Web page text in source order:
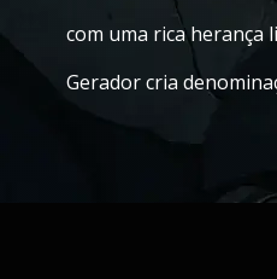
com uma rica herança
Gerador cria